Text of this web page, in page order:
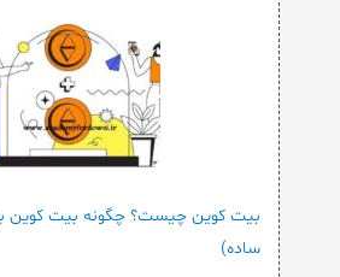
بیت کوین چیست؟ چگونه بیت کوین
ساده)